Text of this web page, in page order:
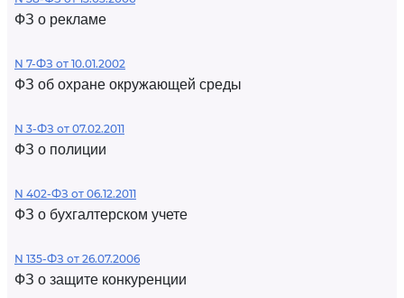
ФЗ о рекламе
N 7-ФЗ от 10.01.2002
ФЗ об охране окружающей среды
N 3-ФЗ от 07.02.2011
ФЗ о полиции
N 402-ФЗ от 06.12.2011
ФЗ о бухгалтерском учете
N 135-ФЗ от 26.07.2006
ФЗ о защите конкуренции